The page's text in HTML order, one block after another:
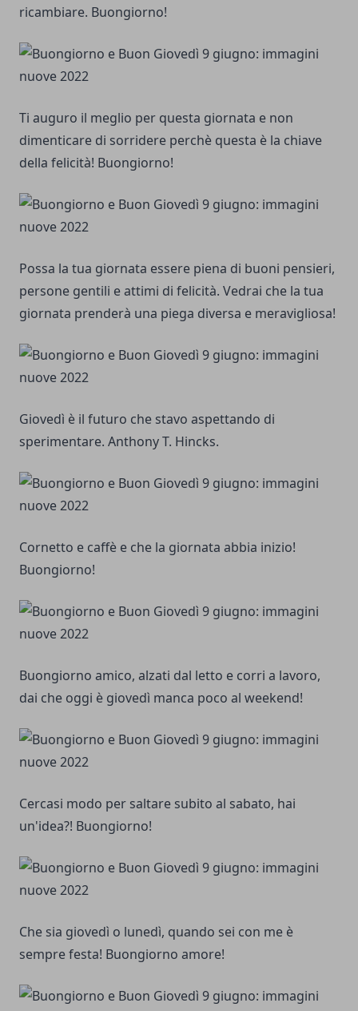
ricambiare. Buongiorno!
Ti auguro il meglio per questa giornata e non
dimenticare di sorridere perchè questa è la chiave
della felicità! Buongiorno!
Possa la tua giornata essere piena di buoni pensieri,
persone gentili e attimi di felicità. Vedrai che la tua
giornata prenderà una piega diversa e meravigliosa!
Giovedì è il futuro che stavo aspettando di
sperimentare. Anthony T. Hincks.
Cornetto e caffè e che la giornata abbia inizio!
Buongiorno!
Buongiorno amico, alzati dal letto e corri a lavoro,
dai che oggi è giovedì manca poco al weekend!
Cercasi modo per saltare subito al sabato, hai
un'idea?! Buongiorno!
Che sia giovedì o lunedì, quando sei con me è
sempre festa! Buongiorno amore!